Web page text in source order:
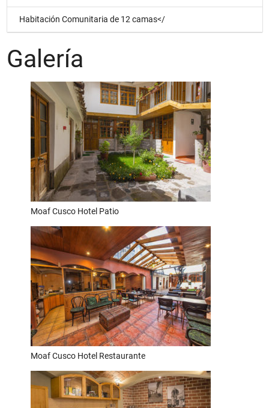
Habitación Comunitaria de 12 camas</
Galería
Moaf Cusco Hotel Patio
Moaf Cusco Hotel Restaurante